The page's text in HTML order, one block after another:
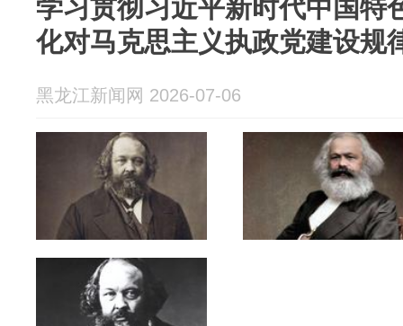
学习贯彻习近平新时代中国特
化对马克思主义执政党建设规
黑龙江新闻网 2026-07-06